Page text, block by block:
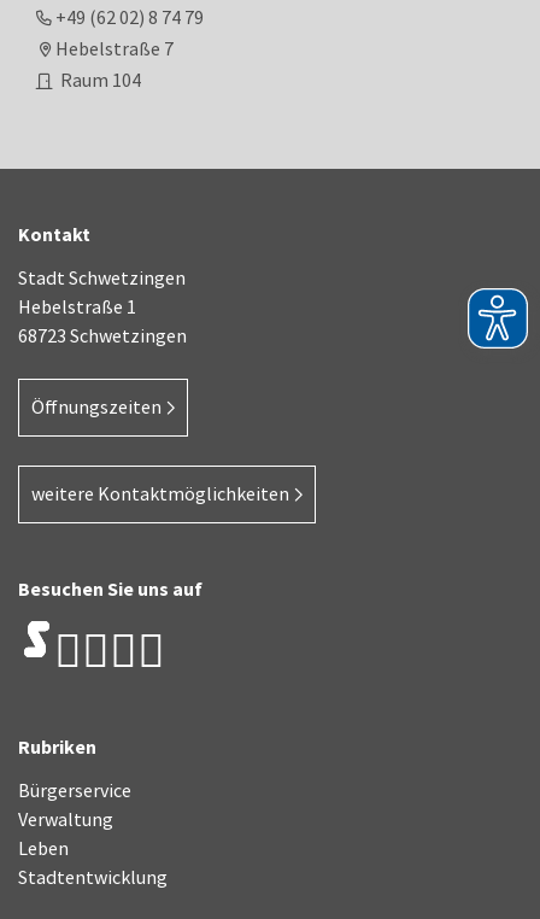
+49 (62 02) 8 74 79
Hebelstraße 7
Raum 104
Kontakt
Stadt Schwetzingen
Hebelstraße 1
68723 Schwetzingen
Öffnungszeiten
weitere Kontaktmöglichkeiten
Besuchen Sie uns auf
Rubriken
Bürgerservice
Verwaltung
Leben
Stadtentwicklung